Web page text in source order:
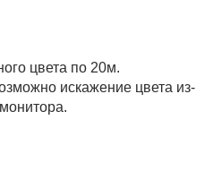
цвета по 20м.
искажение цвета из-